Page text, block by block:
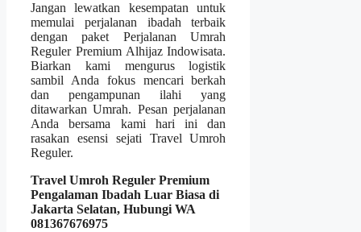
Jangan lewatkan kesempatan untuk
memulai perjalanan ibadah terbaik
dengan paket Perjalanan Umrah
Reguler Premium Alhijaz Indowisata.
Biarkan kami mengurus logistik
sambil Anda fokus mencari berkah
dan pengampunan ilahi yang
ditawarkan Umrah. Pesan perjalanan
Anda bersama kami hari ini dan
rasakan esensi sejati Travel Umroh
Reguler.
Travel Umroh Reguler Premium
Pengalaman Ibadah Luar Biasa di
Jakarta Selatan, Hubungi WA
081367676975